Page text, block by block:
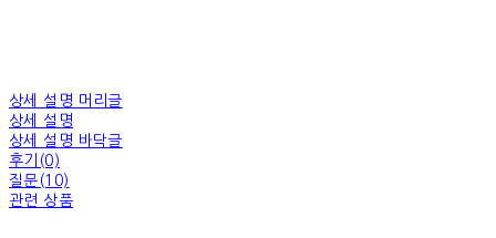
상세 설명 머리글
상세 설명
상세 설명 바닥글
후기(0)
질문(10)
관련 상품